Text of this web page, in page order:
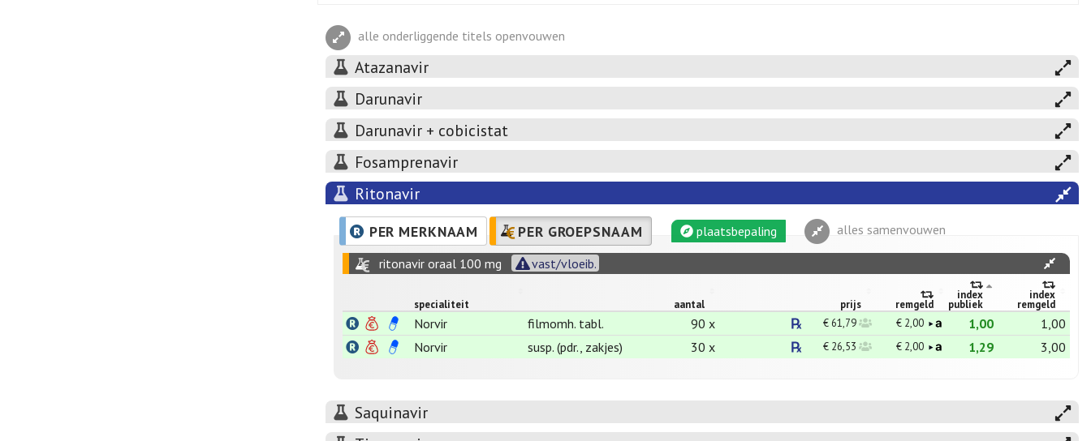
alle onderliggende titels openvouwen
Atazanavir
Darunavir
Darunavir + cobicistat
Fosamprenavir
Ritonavir
PER MERKNAAM PER GROEPSNAAM plaatsbepaling alles samenvouwen
ritonavir oraal 100 mg vast/vloeib.
specialiteit aantal prijs remgeld
index
publiek
index
remgeld
Norvir filmomh. tabl. 90 x € 61,79 € 2,00 1,00
1,00
Norvir
susp. (pdr., zakjes) 30 x € 26,53 € 2,00 1,29 3,00
Saquinavir